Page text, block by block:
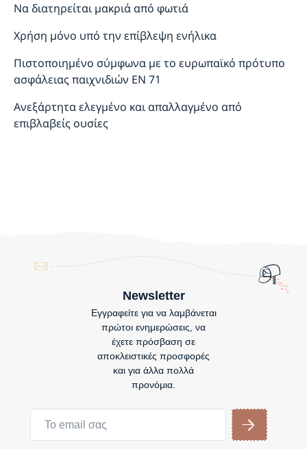
Να διατηρείται μακριά από φωτιά
Χρήση μόνο υπό την επίβλεψη ενήλικα
Πιστοποιημένο σύμφωνα με το ευρωπαϊκό πρότυπο
ασφάλειας παιχνιδιών EN 71
Ανεξάρτητα ελεγμένο και απαλλαγμένο από
επιβλαβείς ουσίες
Newsletter
Εγγραφείτε για να λαμβάνεται
πρώτοι ενημερώσεις, να
έχετε πρόσβαση σε
αποκλειστικές προσφορές
και για άλλα πολλά
προνόμια.